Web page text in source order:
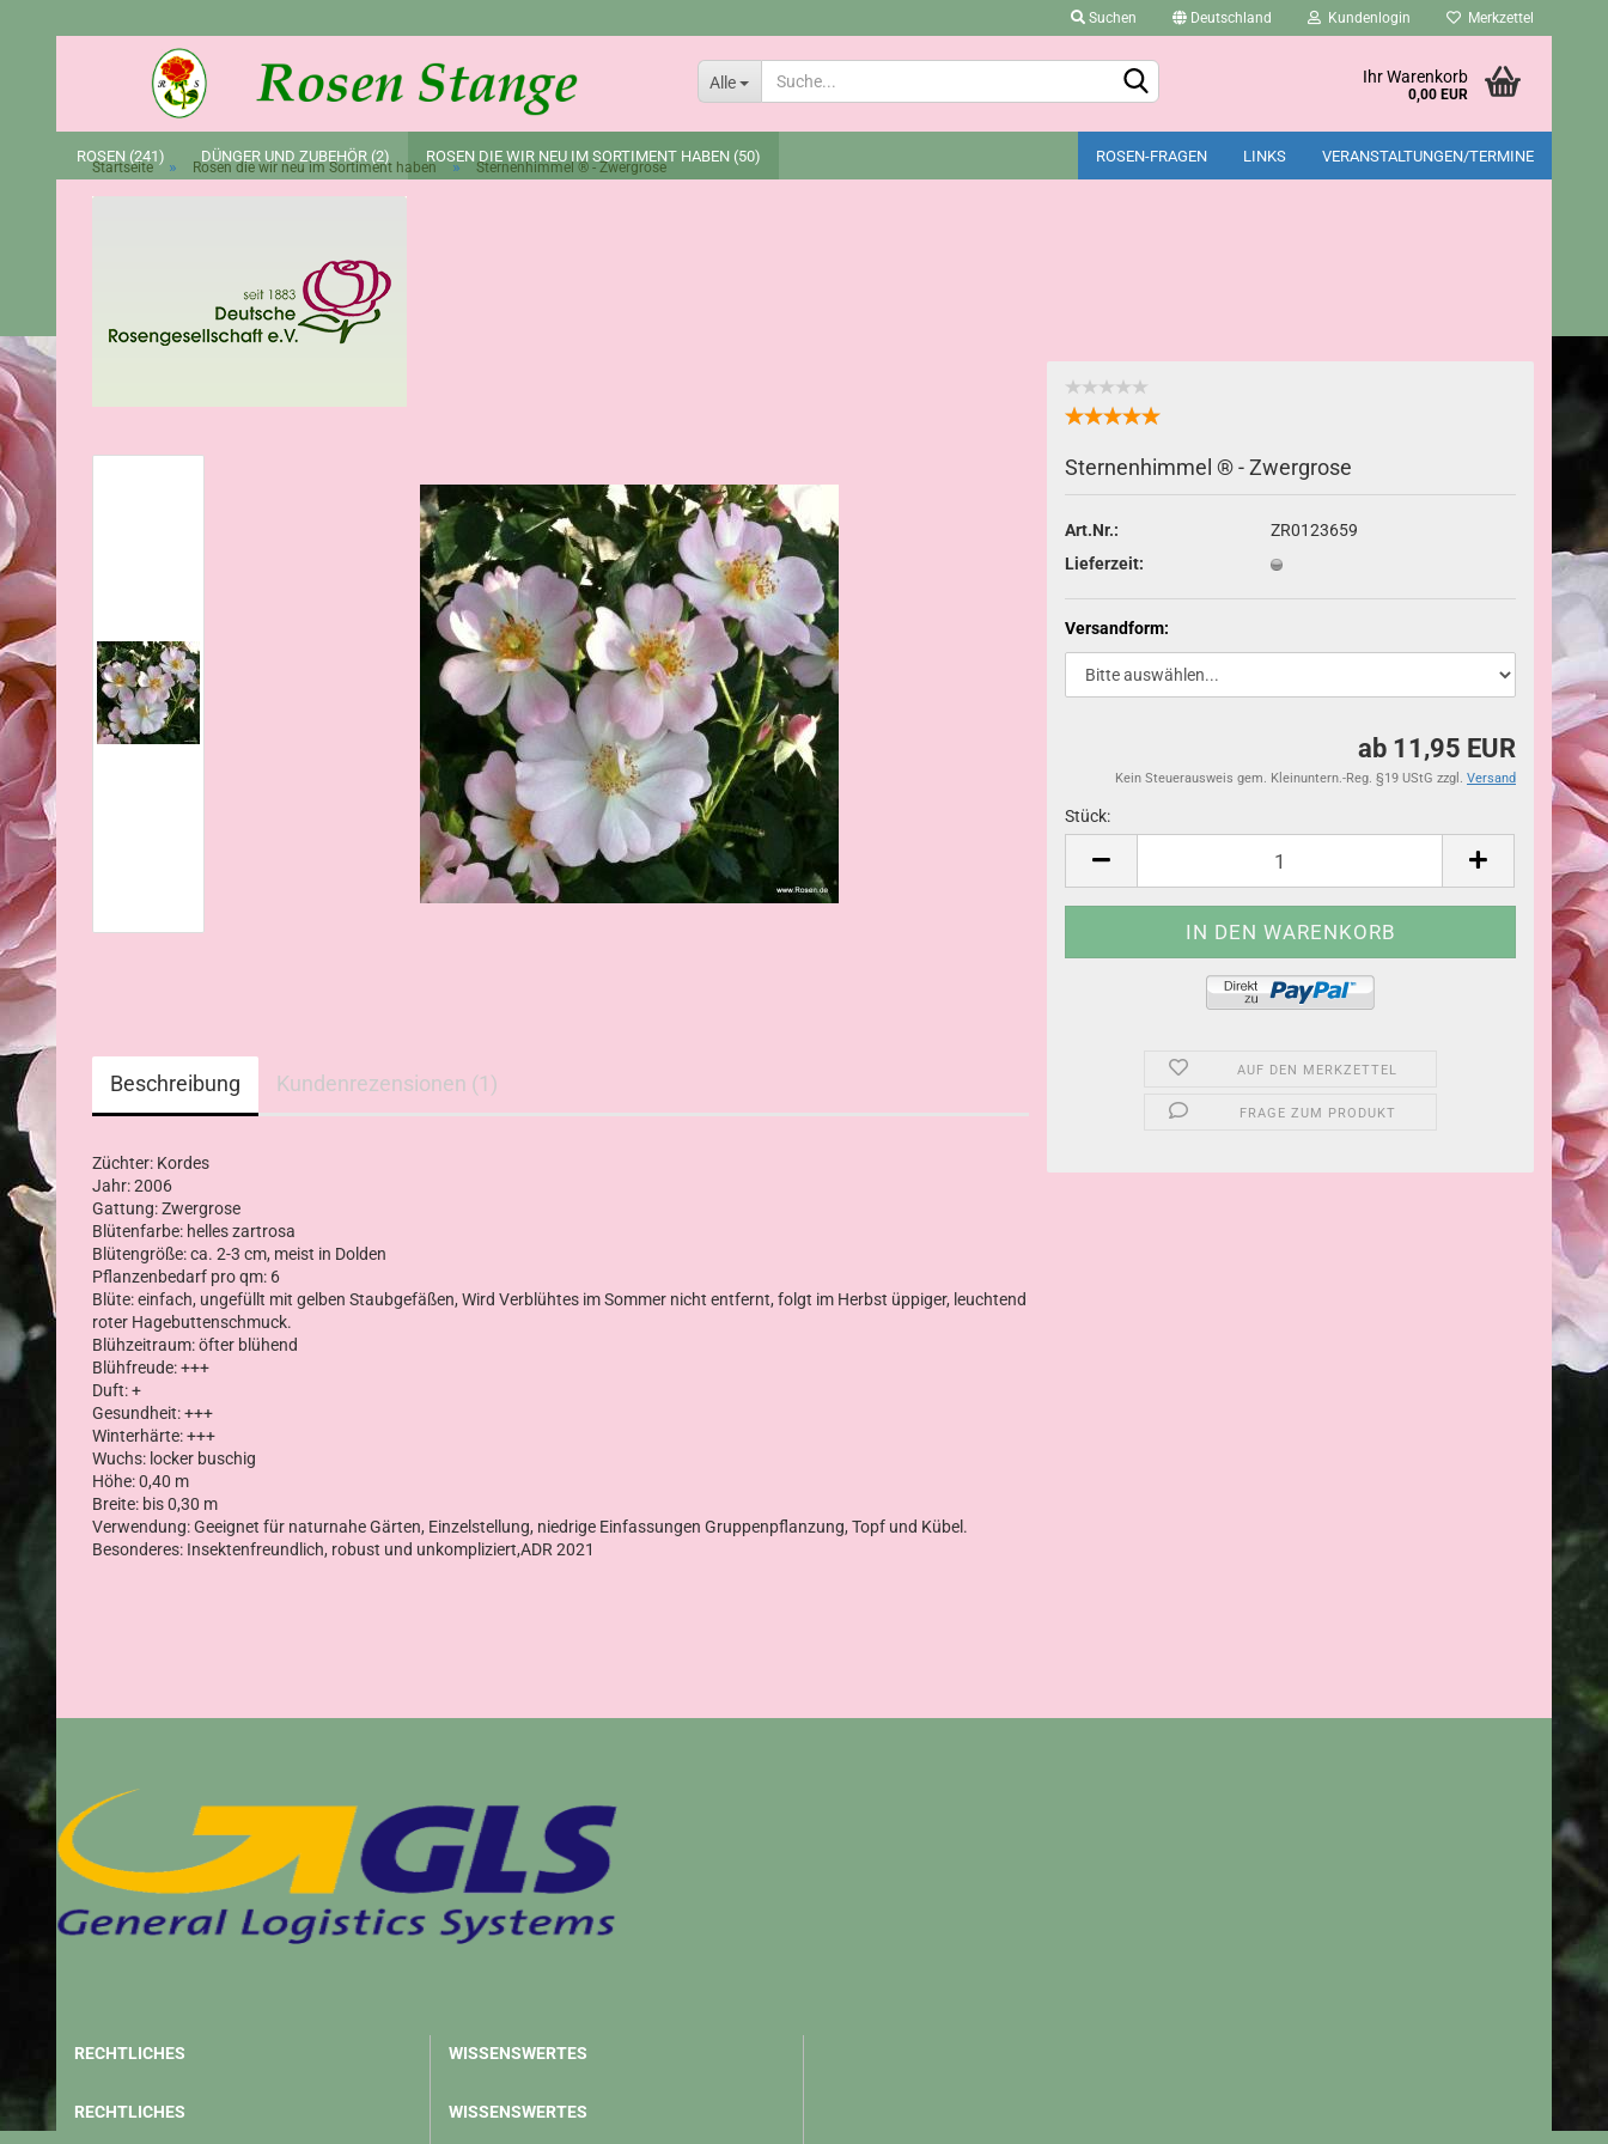
Suchen Deutschland Kundenlogin
Passwort vergessen?
Merkzettel
Alle Ihr Warenkorb
0,00 EUR
ROSEN (241) DÜNGER UND ZUBEHÖR (2) ROSEN DIE WIR NEU IM SORTIMENT HABEN (50) ROSEN-FRAGEN LINKS VERANSTALTUNGEN/TERMINE
Startseite » Rosen die wir neu im Sortiment haben » Sternenhimmel ® - Zwergrose
Sternenhimmel ® - Zwergrose
Art.Nr.:
ZR0123659
Lieferzeit:
Versandform:
ab 11,95 EUR
Kein Steuerausweis gem. Kleinuntern.-Reg. §19 UStG zzgl. Versand
Stück:
Stück
AUF DEN MERKZETTEL
FRAGE ZUM PRODUKT
Beschreibung Kundenrezensionen (1)
Züchter: Kordes
Jahr: 2006
Gattung: Zwergrose
Blütenfarbe: helles zartrosa
Blütengröße: ca. 2-3 cm, meist in Dolden
Pflanzenbedarf pro qm: 6
Blüte: einfach, ungefüllt mit gelben Staubgefäßen, Wird Verblühtes im Sommer nicht entfernt, folgt im Herbst üppiger, leuchtend
roter Hagebuttenschmuck.
Blühzeitraum: öfter blühend
Blühfreude: +++
Duft: +
Gesundheit: +++
Winterhärte: +++
Wuchs: locker buschig
Höhe: 0,40 m
Breite: bis 0,30 m
Verwendung:Geeignet für naturnahe Gärten, Einzelstellung, niedrige Einfassungen Gruppenpflanzung, Topf und Kübel.
Besonderes: Insektenfreundlich, robust und unkompliziert,ADR 2021
RECHTLICHES
RECHTLICHES
WISSENSWERTES
WISSENSWERTES